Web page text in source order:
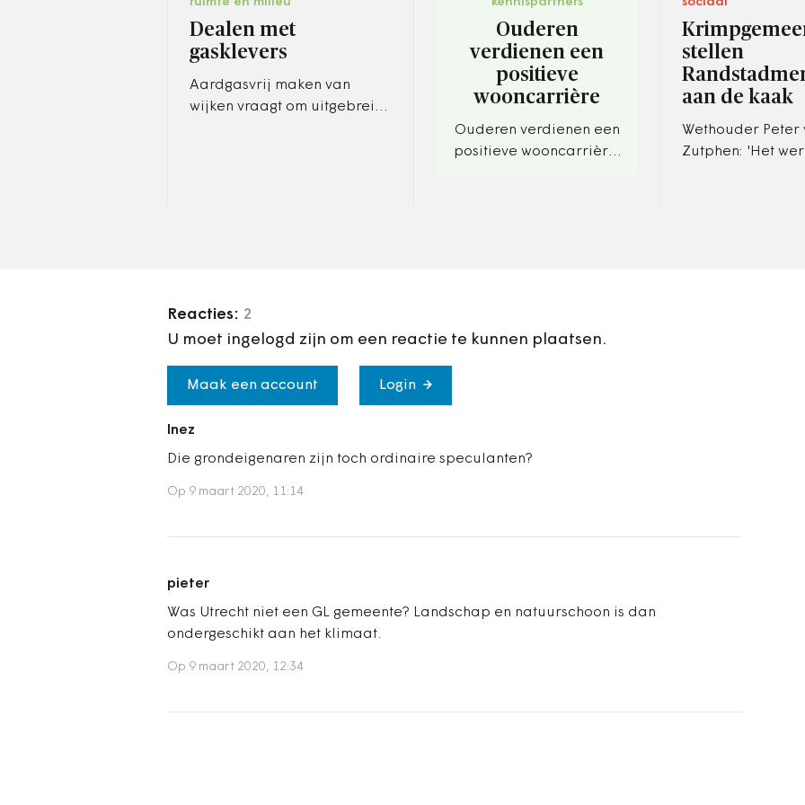
Dealen met
gasklevers
Aardgasvrij maken van
wijken vraagt om uitgebreid
Ouderen
verdienen een
positieve
wooncarrière
Ouderen verdienen een
positieve wooncarrière.
stellen
aan de kaak
Wethouder Peter
Zutphen: 'Het
Reacties: 2
U moet ingelogd zijn om een reactie te kunnen plaatsen.
Maak een account Login
Inez
Die grondeigenaren zijn toch ordinaire speculanten?
Op 9 maart 2020, 11:14
pieter
Was Utrecht niet een GL gemeente? Landschap en natuurschoon is dan
ondergeschikt aan het klimaat.
Op 9 maart 2020, 12:34